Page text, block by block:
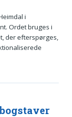
i
Ordet bruges i
der efterspørges,